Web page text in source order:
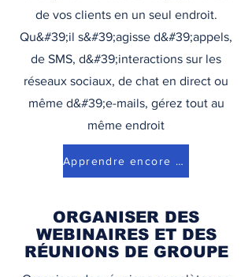
de vos clients en un seul endroit.
Qu&#39;il s&#39;agisse d&#39;appels,
de SMS, d&#39;interactions sur les
réseaux sociaux, de chat en direct ou
même d&#39;e-mails, gérez tout au
même endroit
Apprendre encore plus
ORGANISER DES
WEBINAIRES ET DES
RÉUNIONS DE GROUPE